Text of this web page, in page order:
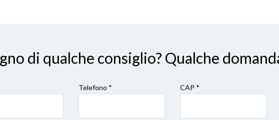
di qualche consiglio? Qualche
Telefono * CAP *